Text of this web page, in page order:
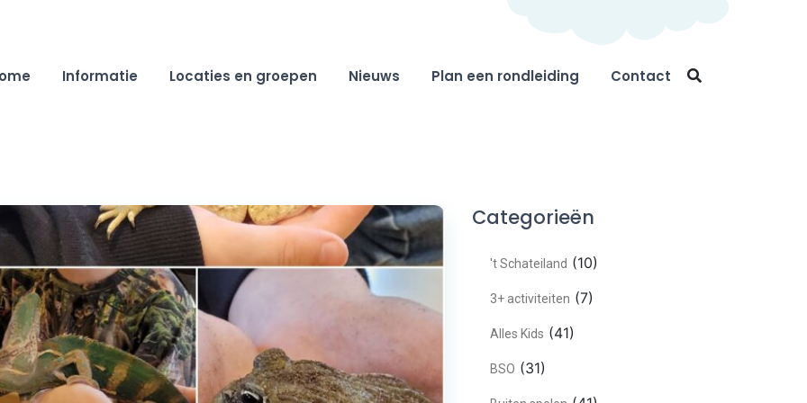
Informatie Locaties en groepen Nieuws Plan een rondleiding Contact
Categorieën
't Schateiland (10)
3+ activiteiten (7)
Alles Kids (41)
BSO (31)